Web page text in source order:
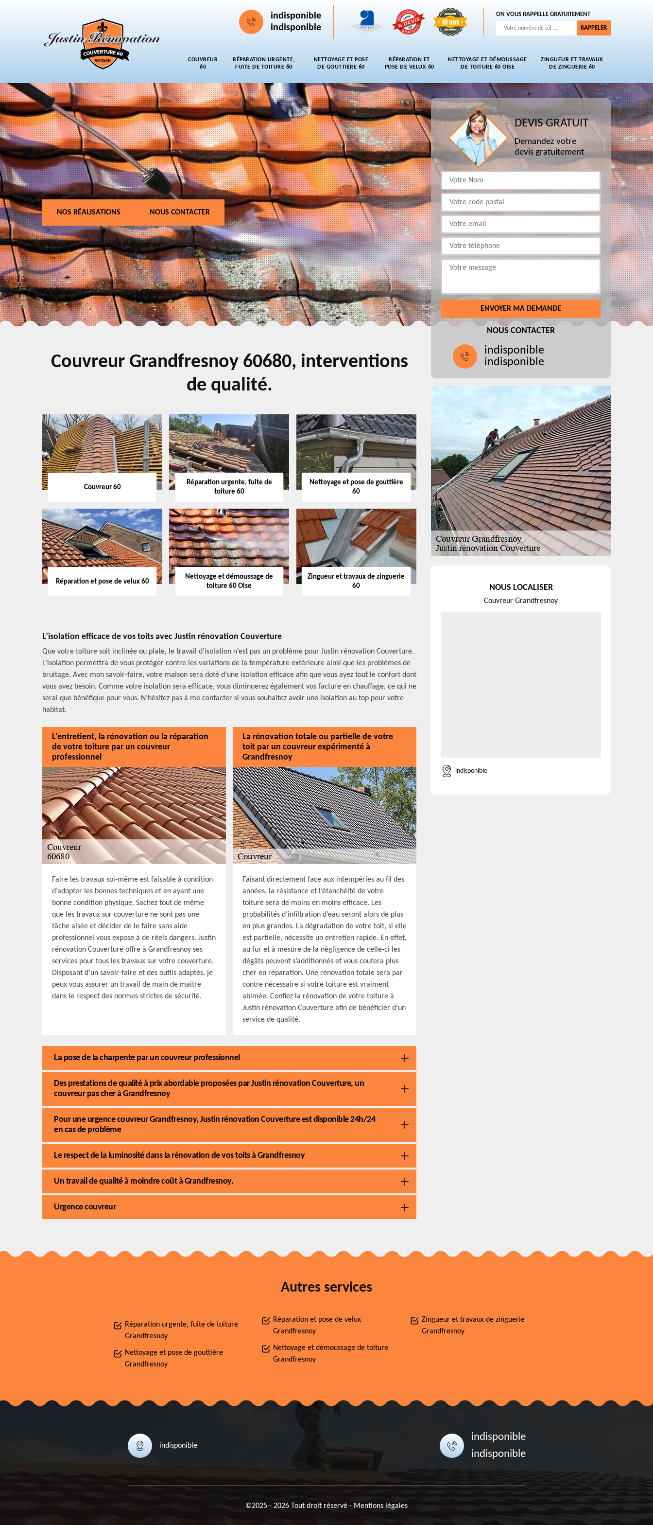
indisponible
indisponible
ON VOUS RAPPELLE GRATUITEMENT
COUVREUR
60
RÉPARATION URGENTE,
FUITE DE TOITURE 60
NETTOYAGE ET POSE
DE GOUTTIÈRE 60
RÉPARATION ET
POSE DE VELUX 60
NETTOYAGE ET DÉMOUSSAGE
DE TOITURE 60 OISE
ZINGUEUR ET TRAVAUX
DE ZINGUERIE 60
NOS RÉALISATIONS NOUS CONTACTER
Couvreur Grandfresnoy 60680, interventions
de qualité.
Couvreur 60
Réparation urgente, fuite de
toiture 60
Nettoyage et pose de gouttière
60
Réparation et pose de velux 60
Nettoyage et démoussage de
toiture 60 Oise
Zingueur et travaux de zinguerie
60
L’isolation efficace de vos toits avec Justin rénovation Couverture
Que votre toiture soit inclinée ou plate, le travail d’isolation n’est pas un problème pour Justin rénovation Couverture.
L’isolation permettra de vous protéger contre les variations de la température extérieure ainsi que les problèmes de
bruitage. Avec mon savoir-faire, votre maison sera doté d’une isolation efficace afin que vous ayez tout le confort dont
vous avez besoin. Comme votre isolation sera efficace, vous diminuerez également vos facture en chauffage, ce qui ne
serai que bénéfique pour vous. N’hésitez pas à me contacter si vous souhaitez avoir une isolation au top pour votre
habitat.
L’entretient, la rénovation ou la réparation
de votre toiture par un couvreur
professionnel
Faire les travaux soi-même est faisable à condition
d’adopter les bonnes techniques et en ayant une
bonne condition physique. Sachez tout de même
que les travaux sur couverture ne sont pas une
tâche aisée et décider de le faire sans aide
professionnel vous expose à de réels dangers. Justin
rénovation Couverture offre à Grandfresnoy ses
services pour tous les travaux sur votre couverture.
Disposant d’un savoir-faire et des outils adaptés, je
peux vous assurer un travail de main de maitre
dans le respect des normes strictes de sécurité.
La rénovation totale ou partielle de votre
toit par un couvreur expérimenté à
Grandfresnoy
Faisant directement face aux intempéries au fil des
années, la résistance et l’étanchéité de votre
toiture sera de moins en moins efficace. Les
probabilités d’infiltration d’eau seront alors de plus
en plus grandes. La dégradation de votre toit, si elle
est partielle, nécessite un entretien rapide. En effet,
au fur et à mesure de la négligence de celle-ci les
dégâts peuvent s’additionnés et vous coutera plus
cher en réparation. Une rénovation totale sera par
contre nécessaire si votre toiture est vraiment
abimée. Confiez la rénovation de votre toiture à
Justin rénovation Couverture afin de bénéficier d’un
service de qualité.
La pose de la charpente par un couvreur professionnel
Des prestations de qualité à prix abordable proposées par Justin rénovation Couverture, un
couvreur pas cher à Grandfresnoy
Pour une urgence couvreur Grandfresnoy, Justin rénovation Couverture est disponible 24h/24
en cas de problème
Le respect de la luminosité dans la rénovation de vos toits à Grandfresnoy
Un travail de qualité à moindre coût à Grandfresnoy.
Urgence couvreur
DEVIS GRATUIT
Demandez votre
devis gratuitement
NOUS CONTACTER
indisponible
indisponible
NOUS LOCALISER
Couvreur Grandfresnoy
indisponible
Autres services
Réparation urgente, fuite de toiture
Grandfresnoy
Nettoyage et pose de gouttière
Grandfresnoy
Réparation et pose de velux
Grandfresnoy
Nettoyage et démoussage de toiture
Grandfresnoy
Zingueur et travaux de zinguerie
Grandfresnoy
indisponible
indisponible
indisponible
©2025 - 2026 Tout droit réservé - Mentions légales